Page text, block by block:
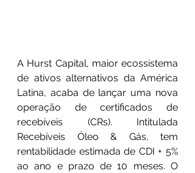
A Hurst Capital, maior ecossistema
de ativos alternativos da América
Latina, acaba de lançar uma nova
operação de certificados de
recebíveis (CRs). Intitulada
Recebíveis Óleo & Gás, tem
rentabilidade estimada de CDI + 5%
ao ano e prazo de 10 meses. O